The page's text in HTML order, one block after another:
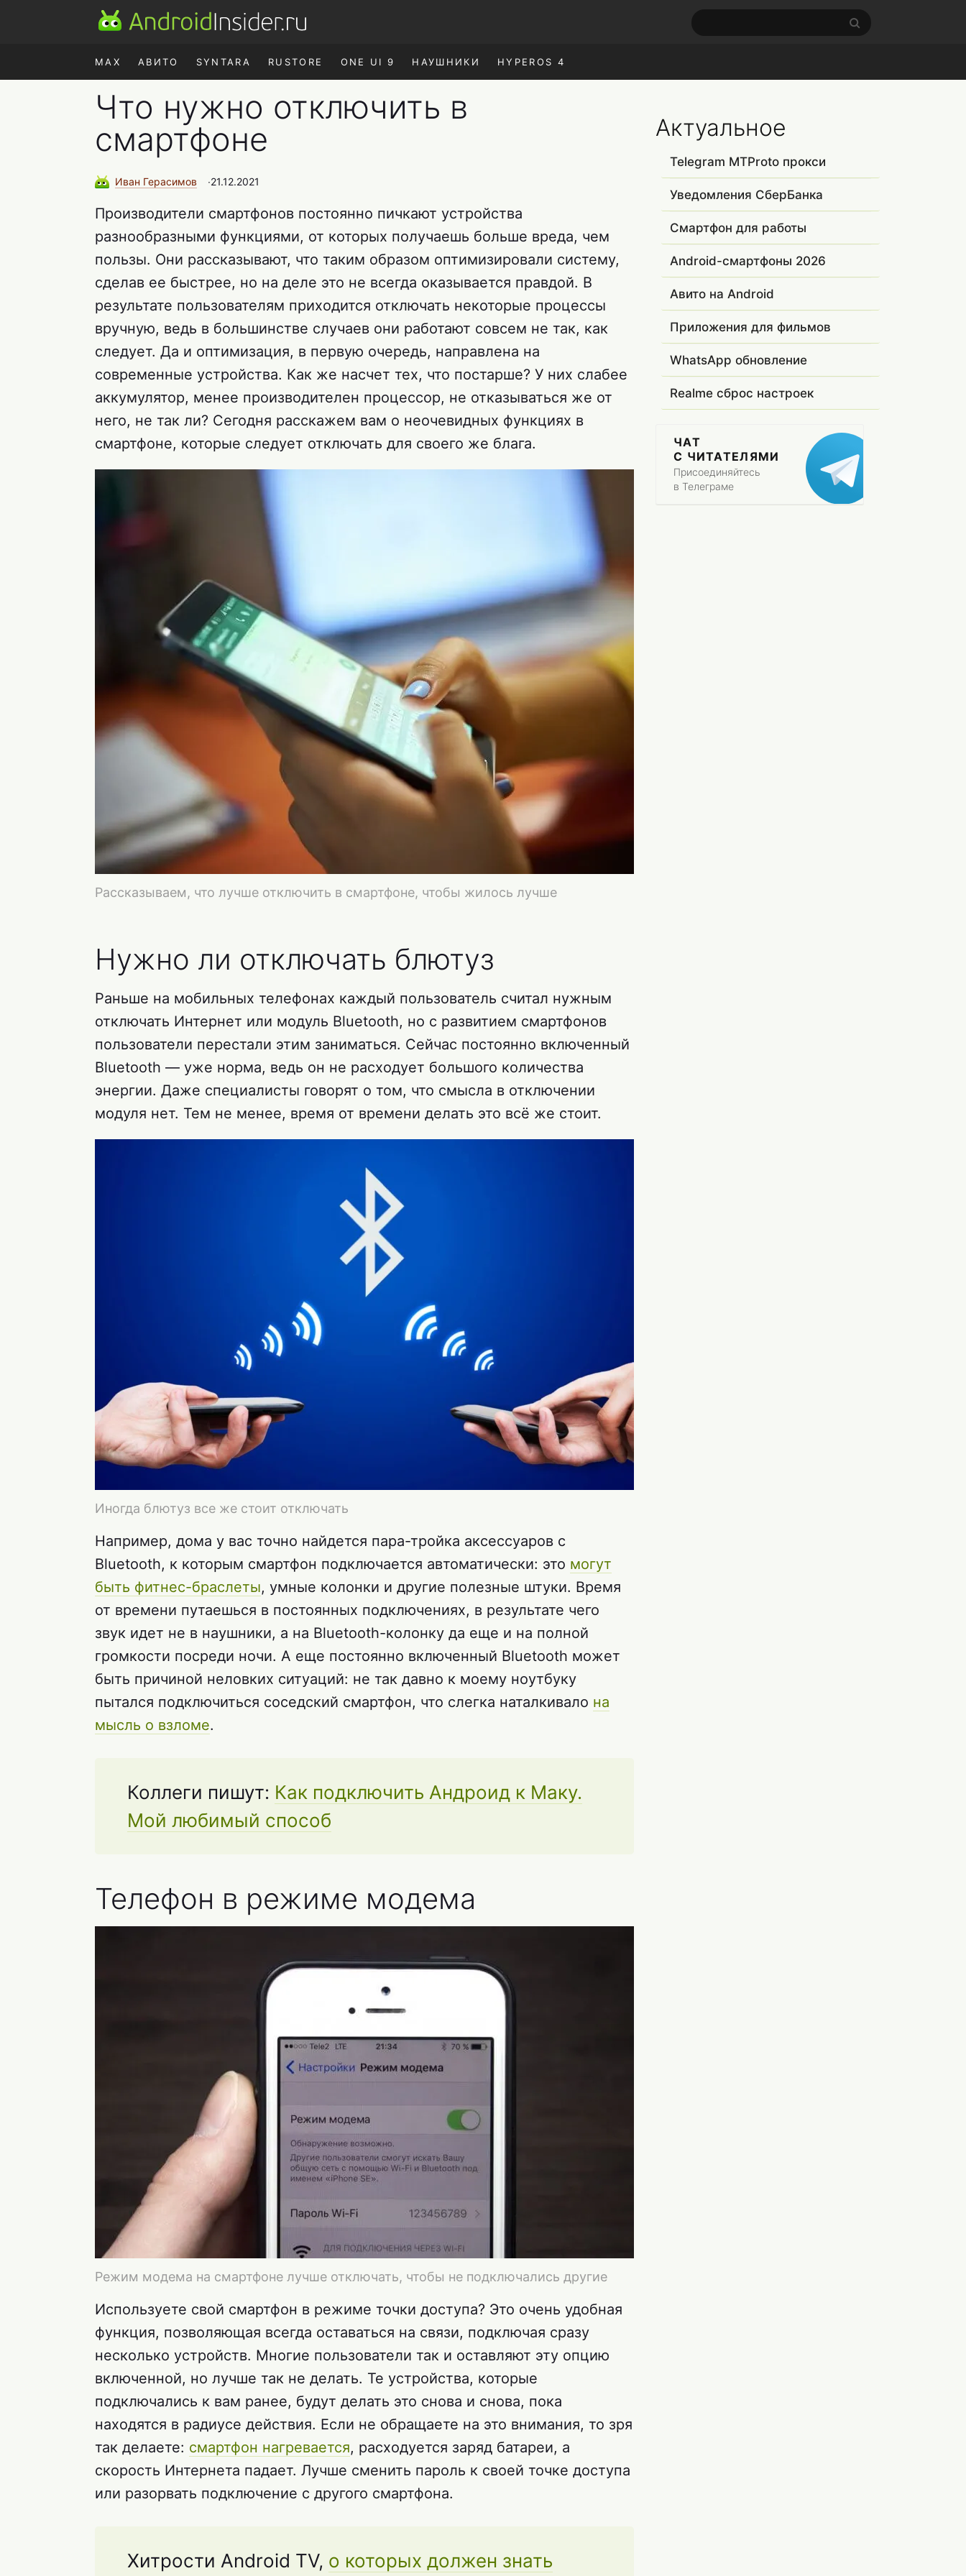
MAX АВИТО SYNTARA RUSTORE ONE UI 9 НАУШНИКИ HYPEROS 4
Что нужно отключить в
смартфоне
Иван Герасимов ∙21.12.2021
Производители смартфонов постоянно пичкают устройства
разнообразными функциями, от которых получаешь больше вреда, чем
пользы. Они рассказывают, что таким образом оптимизировали систему,
сделав ее быстрее, но на деле это не всегда оказывается правдой. В
результате пользователям приходится отключать некоторые процессы
вручную, ведь в большинстве случаев они работают совсем не так, как
следует. Да и оптимизация, в первую очередь, направлена на
современные устройства. Как же насчет тех, что постарше? У них слабее
аккумулятор, менее производителен процессор, не отказываться же от
него, не так ли? Сегодня расскажем вам о неочевидных функциях в
смартфоне, которые следует отключать для своего же блага.
Рассказываем, что лучше отключить в смартфоне, чтобы жилось лучше
Нужно ли отключать блютуз
Раньше на мобильных телефонах каждый пользователь считал нужным
отключать Интернет или модуль Bluetooth, но с развитием смартфонов
пользователи перестали этим заниматься. Сейчас постоянно включенный
Bluetooth — уже норма, ведь он не расходует большого количества
энергии. Даже специалисты говорят о том, что смысла в отключении
модуля нет. Тем не менее, время от времени делать это всё же стоит.
Иногда блютуз все же стоит отключать
Например, дома у вас точно найдется пара-тройка аксессуаров с
Bluetooth, к которым смартфон подключается автоматически: это могут
быть фитнес-браслеты, умные колонки и другие полезные штуки. Время
от времени путаешься в постоянных подключениях, в результате чего
звук идет не в наушники, а на Bluetooth-колонку да еще и на полной
громкости посреди ночи. А еще постоянно включенный Bluetooth может
быть причиной неловких ситуаций: не так давно к моему ноутбуку
пытался подключиться соседский смартфон, что слегка наталкивало на
мысль о взломе.
Коллеги пишут: Как подключить Андроид к Маку.
Мой любимый способ
Телефон в режиме модема
Режим модема на смартфоне лучше отключать, чтобы не подключались другие
Используете свой смартфон в режиме точки доступа? Это очень удобная
функция, позволяющая всегда оставаться на связи, подключая сразу
несколько устройств. Многие пользователи так и оставляют эту опцию
включенной, но лучше так не делать. Те устройства, которые
подключались к вам ранее, будут делать это снова и снова, пока
находятся в радиусе действия. Если не обращаете на это внимания, то зря
так делаете: смартфон нагревается, расходуется заряд батареи, а
скорость Интернета падает. Лучше сменить пароль к своей точке доступа
или разорвать подключение с другого смартфона.
Хитрости Android TV, о которых должен знать
Актуальное
Telegram MTProto прокси
Уведомления СберБанка
Смартфон для работы
Android-смартфоны 2026
Авито на Android
Приложения для фильмов
WhatsApp обновление
Realme сброс настроек
ЧАТ
С ЧИТАТЕЛЯМИ
Присоединяйтесь
в Телеграме